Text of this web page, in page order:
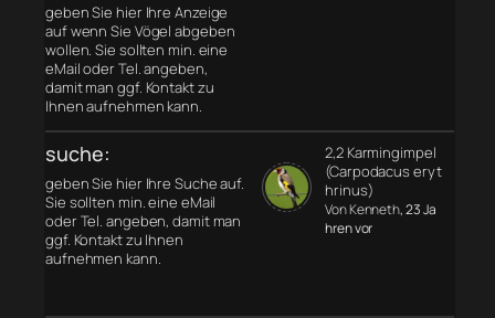
geben Sie hier Ihre Anzeige
auf wenn Sie Vögel abgeben
wollen. Sie sollten min. eine
eMail oder Tel. angeben,
damit man ggf. Kontakt zu
Ihnen aufnehmen kann.
suche:
geben Sie hier Ihre Suche auf.
Sie sollten min. eine eMail
oder Tel. angeben, damit man
ggf. Kontakt zu Ihnen
aufnehmen kann.
2,2 Karmingimpel
(Carpodacus eryt
hrinus)
Von Kenneth, 23 Ja
hren vor